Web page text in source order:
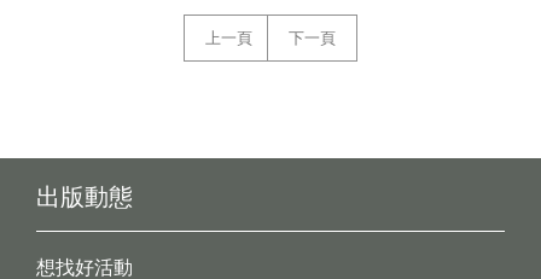
上一頁 下一頁
出版動態
想找好活動